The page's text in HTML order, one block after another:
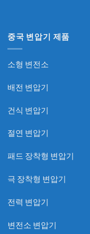
중국 변압기 제품
소형 변전소
배전 변압기
건식 변압기
절연 변압기
패드 장착형 변압기
극 장착형 변압기
전력 변압기
변전소 변압기